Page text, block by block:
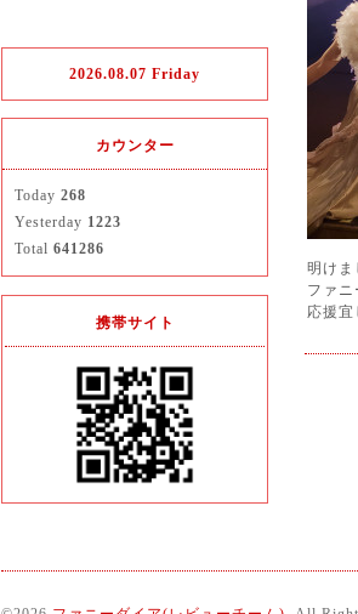
明けま
ファ
応援
2026.08.07 Friday
カウンター
Today 268
Yesterday 1223
Total 641286
携帯サイト